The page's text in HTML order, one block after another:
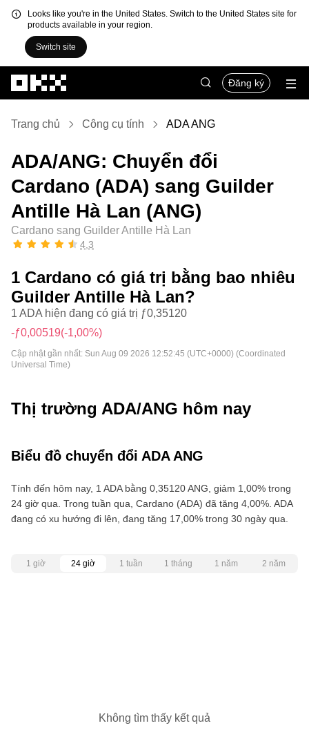
Looks like you're in the United States. Switch to the United States site for
products available in your region.
Switch site
Đăng ký
Trang chủ Công cụ tính ADA ANG
ADA/ANG: Chuyển đổi
Cardano (ADA) sang Guilder
Antille Hà Lan (ANG)
Cardano sang Guilder Antille Hà Lan
4,3
1 Cardano có giá trị bằng bao nhiêu
Guilder Antille Hà Lan?
1 ADA hiện đang có giá trị ƒ0,35120
-ƒ0,00519(-1,00%)
Cập nhật gần nhất: Sun Aug 09 2026 12:52:45 (UTC+0000) (Coordinated
Universal Time)
Thị trường ADA/ANG hôm nay
Biểu đồ chuyển đổi ADA ANG
Tính đến hôm nay, 1 ADA bằng 0,35120 ANG, giảm 1,00% trong
24 giờ qua. Trong tuần qua, Cardano (ADA) đã tăng 4,00%. ADA
đang có xu hướng đi lên, đang tăng 17,00% trong 30 ngày qua.
1 giờ 24 giờ 1 tuần 1 tháng 1 năm 2 năm
Không tìm thấy kết quả